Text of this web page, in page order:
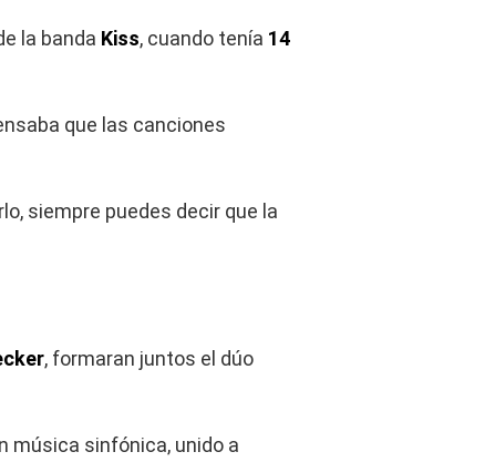
la banda Kiss, cuando tenía 14
que las canciones
siempre puedes decir que la
, formaran juntos el dúo
música sinfónica, unido a